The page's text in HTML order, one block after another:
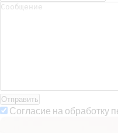
Отправить
Согласие на обработку